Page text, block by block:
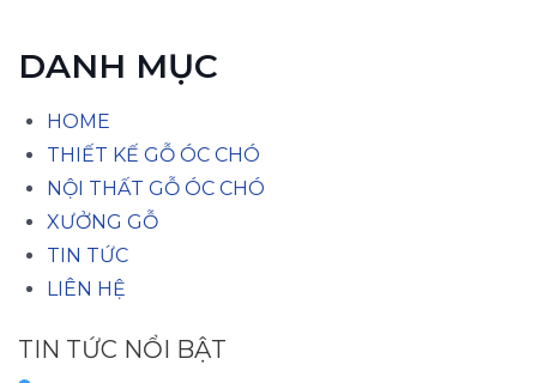
DANH MỤC
HOME
THIẾT KẾ GỖ ÓC CHÓ
NỘI THẤT GỖ ÓC CHÓ
XƯỞNG GỖ
TIN TỨC
LIÊN HỆ
TIN TỨC NỔI BẬT